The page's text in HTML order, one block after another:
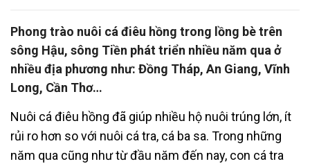
Phong trào nuôi cá điêu hồng trong lồng bè trên
sông Hậu, sông Tiền phát triển nhiều năm qua ở
nhiều địa phương như: Đồng Tháp, An Giang, Vĩnh
Long, Cần Thơ…
Nuôi cá điêu hồng đã giúp nhiều hộ nuôi trúng lớn, ít
rủi ro hơn so với nuôi cá tra, cá ba sa. Trong những
năm qua cũng như từ đầu năm đến nay, con cá tra